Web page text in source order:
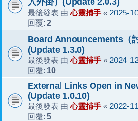
最後發表 由心靈捕手 « 2025-
回覆: 2
Board Announcements（討
(Update 1.3.0)
最後發表 由心靈捕手 « 2024-
回覆: 10
External Links Open in
(Update 1.0.10)
最後發表 由心靈捕手 « 2022-
回覆: 5